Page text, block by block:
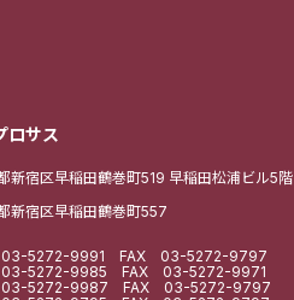
ロサス
宿区早稲田鶴巻町519 早稲田松浦ビル5階
新宿区早稲田鶴巻町557
03-5272-9991 FAX 03-5272-9797
03-5272-9985 FAX 03-5272-9971
03-5272-9987 FAX 03-5272-9797